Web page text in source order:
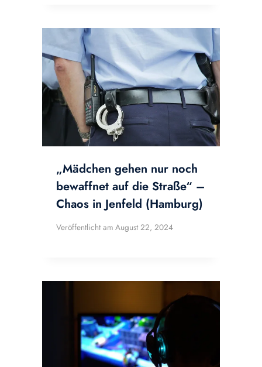
„Mädchen gehen nur noch
bewaffnet auf die Straße“ –
Chaos in Jenfeld (Hamburg)
Veröffentlicht am August 22, 2024